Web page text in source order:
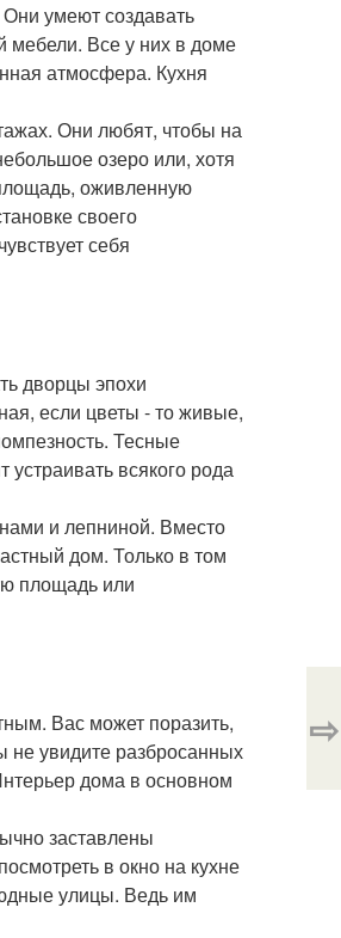
умеют создавать
мебели. Все у них в доме
атмосфера. Кухня
Они любят, чтобы на
озеро или, хотя
оживленную
своего
себя
дворцы эпохи
если цветы - то живые,
Тесные
всякого рода
и лепниной. Вместо
дом. Только в том
площадь или
Вас может поразить,
не увидите разбросанных
дома в основном
заставлены
в окно на кухне
улицы. Ведь им
⇨